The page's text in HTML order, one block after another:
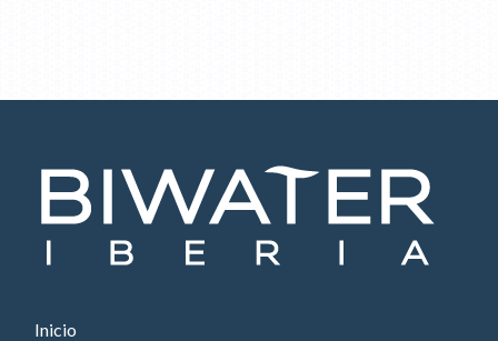
Inicio